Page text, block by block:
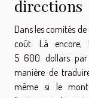
directions
Dans les comités
coût. Là encore,
5 600 dollars par
manière de
même si le